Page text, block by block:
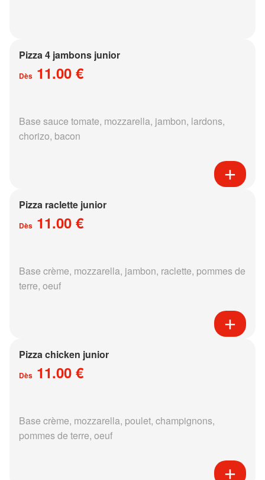
Pizza 4 jambons junior
Dès 11.00 €
Base sauce tomate, mozzarella, jambon, lardons,
chorizo, bacon
Pizza raclette junior
Dès 11.00 €
Base crème, mozzarella, jambon, raclette, pommes de
terre, oeuf
Pizza chicken junior
Dès 11.00 €
Base crème, mozzarella, poulet, champignons,
pommes de terre, oeuf